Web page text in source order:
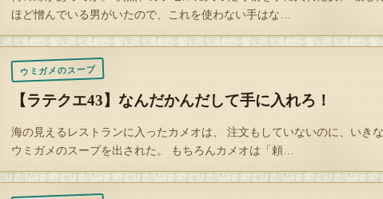
とを通報すること
【解説】
少女はとある小屋へ拉致監禁された。
外へは見張りが一人。幸い「少女」だと侮られたからか、閉じ込められた
でロープなどでは縛られていない。
どうやらここはどこかの倉庫のようだ。窓や通気口、あるいは脱出できそ
ものはあるものの、少女には脱出する方法が思いつかない。
ほど憎んでいる男がいたので、これを使わない手はな…
ウミガメのスープ
【ラテクエ43】なんだかんだして手に入れろ！
海の見えるレストランに入ったカメオは、 注文もしていないのに、いき
ウミガメのスープを出された。 もちろんカメオは「頼…